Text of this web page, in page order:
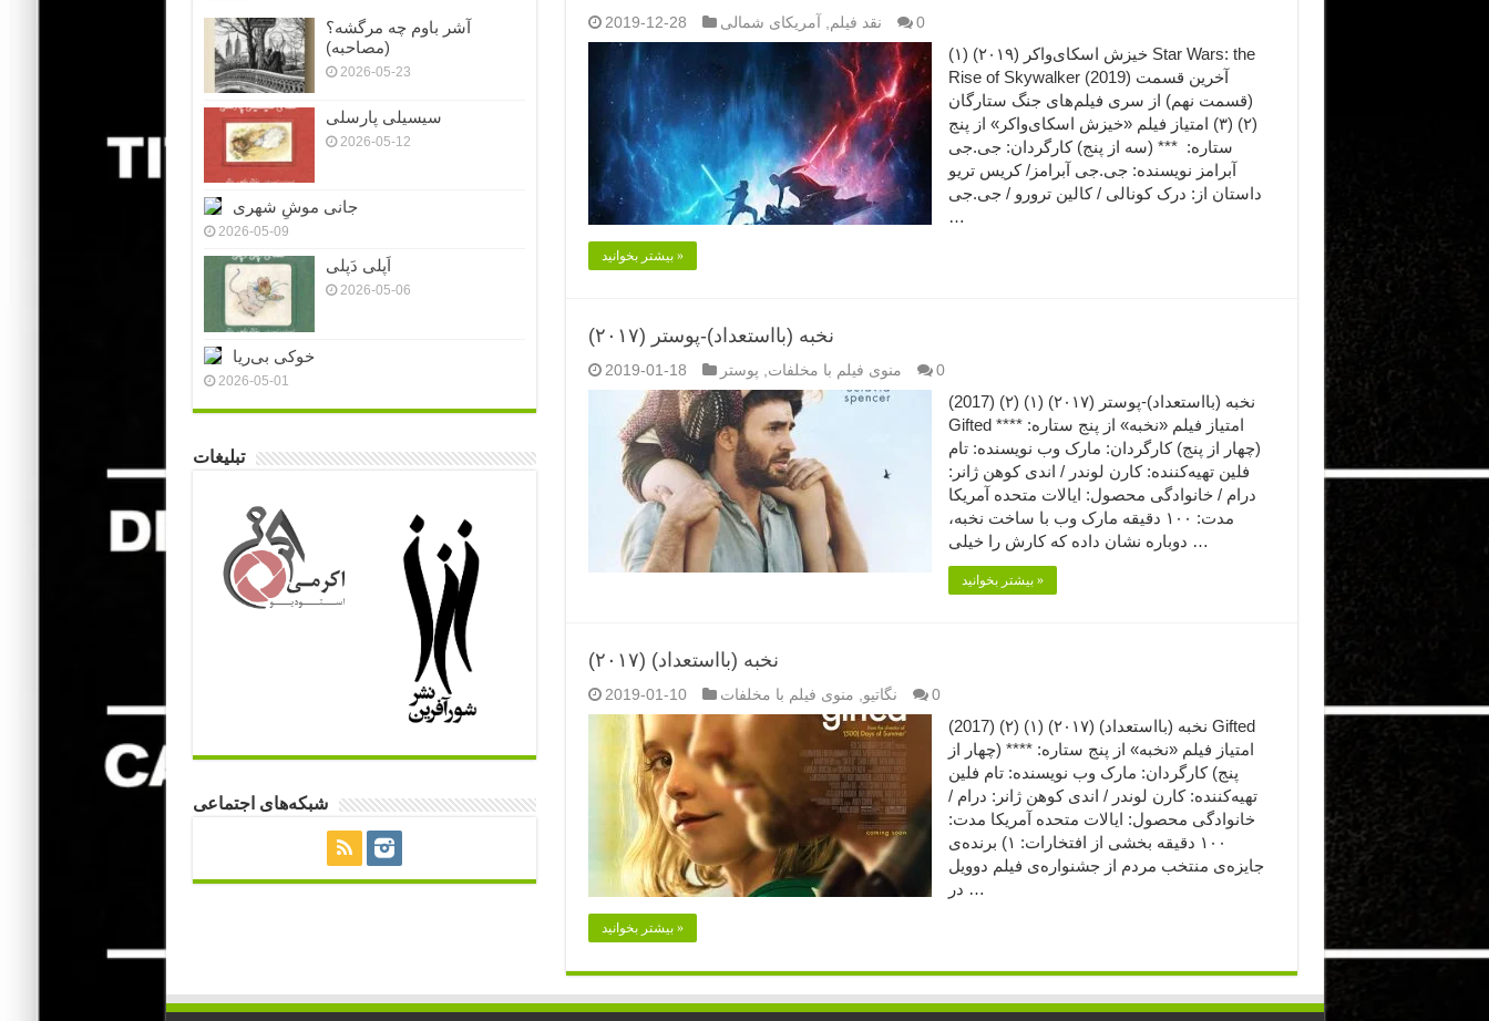
2019-12-28 نقد فیلم آمریکای شمالی 0
خیزش اسکای‌واکر (۲۰۱۹) (۱) Star Wars: the
Rise of Skywalker (2019) آخرین قسمت
(قسمت نهم) از سری فیلم‌های جنگ ستارگان
(۲) (۳) امتیاز فیلم «خیزش اسکای‌واکر» از پنج
ستاره: *** (سه از پنج) کارگردان: جی.جی
آبرامز نویسنده: جی.جی آبرامز/ کریس تریو
داستان از: درک کونالی / کالین ترورو / جی.جی
…
بیشتر بخوانید »
نخبه (بااستعداد)-پوستر (۲۰۱۷)
2019-01-18 منوی فیلم با مخلفات پوستر 0
نخبه (بااستعداد)-پوستر (۲۰۱۷) (۱) (۲) (2017)
Gifted امتیاز فیلم «نخبه» از پنج ستاره: ****
(چهار از پنج) کارگردان: مارک وب نویسنده: تام
فلین تهیه‌کننده: کارن لوندر / اندی کوهن ژانر:
درام / خانوادگی محصول: ایالات متحده آمریکا
مدت: ۱۰۰ دقیقه مارک وب با ساخت نخبه،
دوباره نشان داده که کارش را خیلی …
بیشتر بخوانید »
نخبه (بااستعداد) (۲۰۱۷)
2019-01-10 نگاتیو منوی فیلم با مخلفات 0
نخبه (بااستعداد) (۲۰۱۷) (۱) (۲) (2017) Gifted
امتیاز فیلم «نخبه» از پنج ستاره: **** (چهار از
پنج) کارگردان: مارک وب نویسنده: تام فلین
تهیه‌کننده: کارن لوندر / اندی کوهن ژانر: درام /
خانوادگی محصول: ایالات متحده آمریکا مدت:
۱۰۰ دقیقه بخشی از افتخارات: ۱) برنده‌ی
جایزه‌ی منتخب مردم از جشنواره‌ی فیلم دوویل
در …
بیشتر بخوانید »
آشر باوم چه مرگشه؟
(مصاحبه)
2026-05-23
سیسیلی پارسلی
2026-05-12
جانی موشِ شهری
2026-05-09
اَپلی دَپلی
2026-05-06
خوکی بی‌ریا
2026-05-01
تبلیغات
شبکه‌های اجتماعی